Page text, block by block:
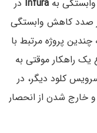
به Infura در
صدد کاهش وابستگی
پروژه مرتبط با
راهکار موقتی به
کلود دیگر، در
خارج شدن از انحصار